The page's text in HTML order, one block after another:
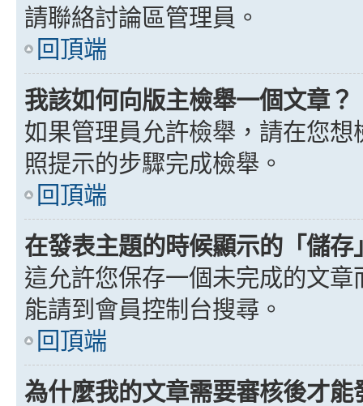
請聯絡討論區管理員。
回頂端
我該如何向版主檢舉一個文章？
如果管理員允許檢舉，請在您
照提示的步驟完成檢舉。
回頂端
在發表主題的時候顯示的「儲
這允許您保存一個未完成的文
能請到會員控制台搜尋。
回頂端
為什麼我的文章需要審核後才能